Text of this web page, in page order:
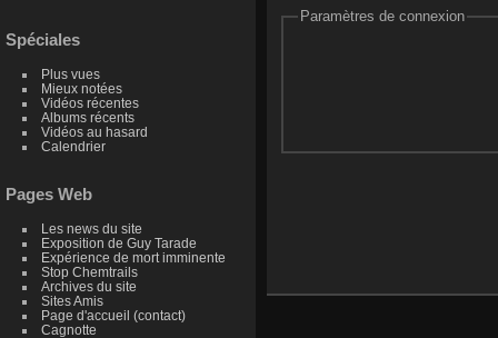
Spéciales
Plus vues
Mieux notées
Vidéos récentes
Albums récents
Vidéos au hasard
Calendrier
Pages Web
Les news du site
Exposition de Guy Tarade
Expérience de mort imminente
Stop Chemtrails
Archives du site
Sites Amis
Page d'accueil (contact)
Cagnotte
Paramètres de connexion